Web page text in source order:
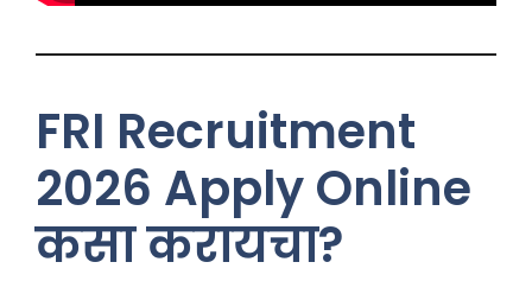
FRI Recruitment
2026 Apply Online
कसा करायचा?